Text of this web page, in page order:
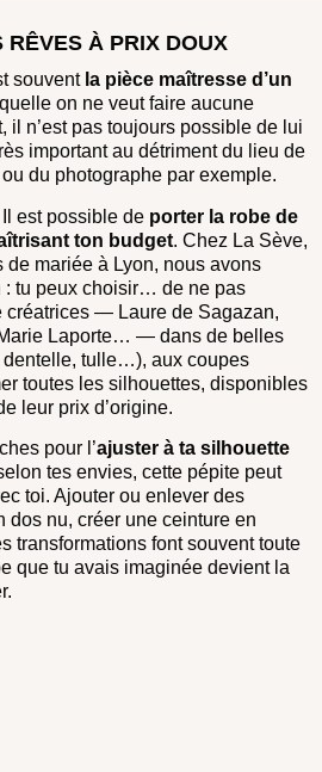
RÊVES À PRIX DOUX
souventla pièce maîtresse d’un
on ne veut faire aucune
il n’est pas toujours possible de lui
important au détriment du lieu de
du photographe par exemple.
est possible de porter la robe de
ton budget. Chez La Sève,
de mariée à Lyon, nous avons
: tu peux choisir… de ne pas
créatrices — Laure de Sagazan,
Laporte… — dans de belles
dentelle, tulle…), aux coupes
toutes les silhouettes, disponibles
leur prix d’origine.
pour l’ajuster à ta silhouette
tes envies, cette pépite peut
toi. Ajouter ou enlever des
dos nu, créer une ceinture en
transformations font souvent toute
que tu avais imaginée devient la